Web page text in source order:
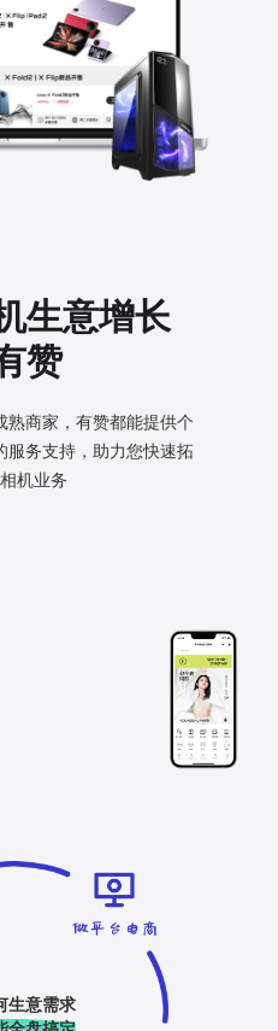
生意增长
赞
熟商家，有赞都能提供个
服务支持，助力您快速拓
机业务
生意需求